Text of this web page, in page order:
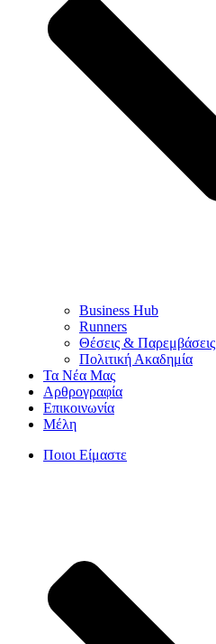
Business Hub
Runners
Θέσεις & Παρεμβάσεις
Πολιτική Ακαδημία
Τα Νέα Μας
Αρθρογραφία
Επικοινωνία
Μέλη
Ποιοι Είμαστε